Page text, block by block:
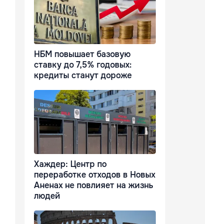
НБМ повышает базовую
ставку до 7,5% годовых:
кредиты станут дороже
Хаждер: Центр по
переработке отходов в Новых
Аненах не повлияет на жизнь
людей